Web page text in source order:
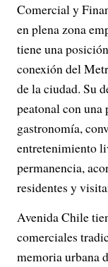
Comercial y
en plena zona
tiene una
conexión del
de la ciudad. Su
peatonal con una
gastronomía,
entretenimiento
permanencia,
residentes y
Avenida Chile
comerciales
memoria urbana